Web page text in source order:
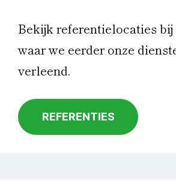
Bekijk referentielocaties bij
waar we eerder onze
verleend.
REFERENTIES